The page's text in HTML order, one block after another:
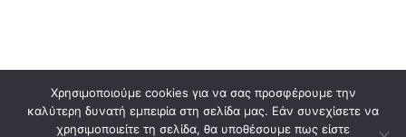
Χρησιμοποιούμε cookies για να σας προσφέρουμε την
καλύτερη δυνατή εμπειρία στη σελίδα μας. Εάν συνεχίσετε να
χρησιμοποιείτε τη σελίδα, θα υποθέσουμε πως είστε